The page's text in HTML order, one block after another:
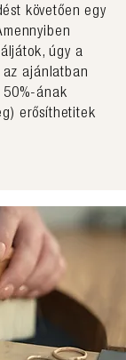
követően egy
úgy a
ajánlatban
50%-ának
erősíthetitek